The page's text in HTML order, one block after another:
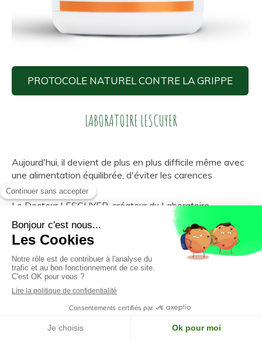
PROTOCOLE NATUREL CONTRE LA GRIPPE
LABORATOIRE LESCUYER
Aujourd'hui, il devient de plus en plus difficile même avec
une alimentation équilibrée, d'éviter les carences
nutritionelles.
Le Docteur LESCUYER, créateur du Laboratoire
LESCUYER, lui-même formé par le Dr Catherine
KOUSMINE, pionnière de la nutrithérapie, propose des
compléments alimentaires de haute qualité, conçus
rigoureusement avec des ingrédients naturels de haute
qualité, qui agissent en synergie.
Ils ne contiennent ni OGM, ni GLUTEN, ni nanoparticule,
Passez commande des produits conseillés par